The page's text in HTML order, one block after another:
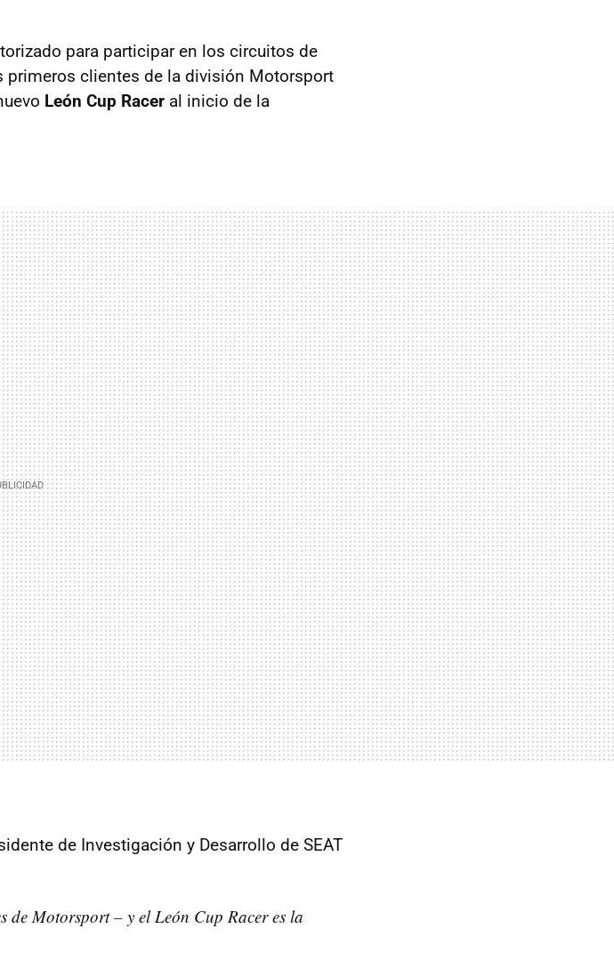
para participar en los circuitos de
primeros clientes de la división Motorsport
León Cup Racer al inicio de la
de Investigación y Desarrollo de SEAT
de Motorsport – y el León Cup Racer es la